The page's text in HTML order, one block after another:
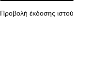
Προβολή έκδοσης ιστού